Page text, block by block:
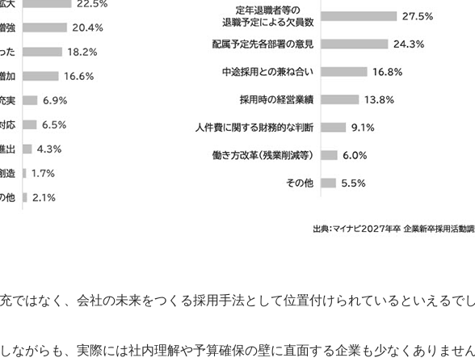
ではなく、会社の未来をつくる採用手法として位置付けられているといえるでし
ながらも、実際には社内理解や予算確保の壁に直面する企業も少なくありません